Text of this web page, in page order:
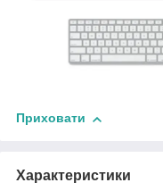
Приховати
Характеристики